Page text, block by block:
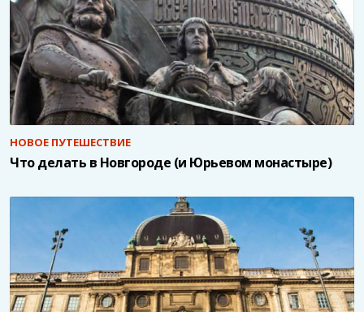
НОВОЕ ПУТЕШЕСТВИЕ
Что делать в Новгороде (и Юрьевом монастыре)